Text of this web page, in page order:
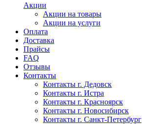
Акции
Акции на товары
Акции на услуги
Оплата
Доставка
Прайсы
FAQ
Отзывы
Контакты
Контакты г. Дедовск
Контакты г. Истра
Контакты г. Красноярск
Контакты г. Новосибирск
Контакты г. Санкт-Петербург